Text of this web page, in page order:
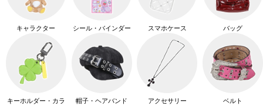
キャラクター シール・バインダー スマホケース バッグ
キーホルダー・カラ
帽子・ヘアバンド アクセサリー ベルト